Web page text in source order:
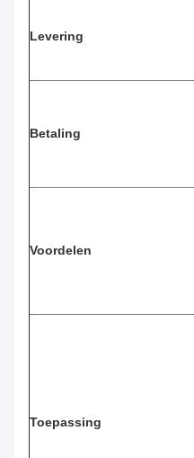
Levering
Betaling
Voordelen
Toepassing